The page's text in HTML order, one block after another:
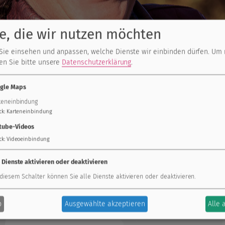
Ich bin Mutter von 6
Mammographie-Screening-Programm in Deutschland eingeführt
Screening-Programm
die wir nutzen möchten
einsehen und anpassen, welche Dienste wir einbinden dürfen. Um
Sie bitte unsere Datenschutzerklärung.
Maps
: Karteneinbindung
Videos
: Videoeinbindung
Dienste aktivieren oder deaktivieren
Schalter können Sie alle Dienste aktivieren oder deaktivieren.
Ausgewählte akzeptieren Alle